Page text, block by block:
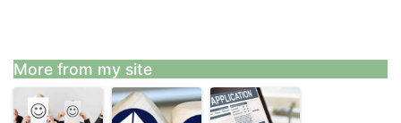
More from my site